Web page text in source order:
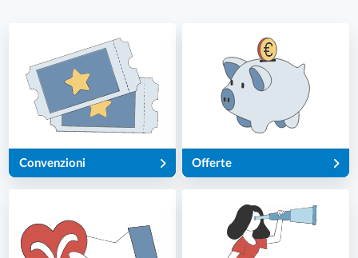
Convenzioni Offerte